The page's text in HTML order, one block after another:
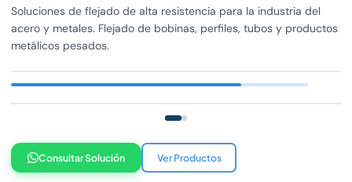
Soluciones de flejado de alta resistencia para la industria del
acero y metales. Flejado de bobinas, perfiles, tubos y productos
metálicos pesados.
Consultar Solución Ver Productos